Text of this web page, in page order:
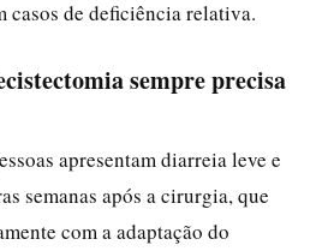
casos de deficiência relativa.
sempre precisa
apresentam diarreia leve e
semanas após a cirurgia, que
com a adaptação do